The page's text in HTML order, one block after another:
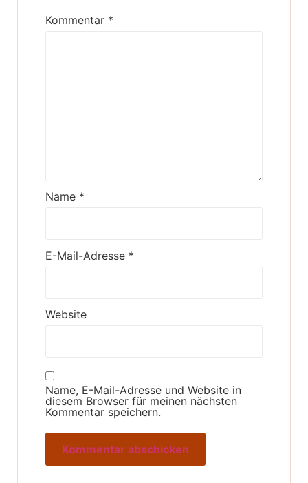
Kommentar *
Name *
E-Mail-Adresse *
Website
Name, E-Mail-Adresse und Website in
diesem Browser für meinen nächsten
Kommentar speichern.